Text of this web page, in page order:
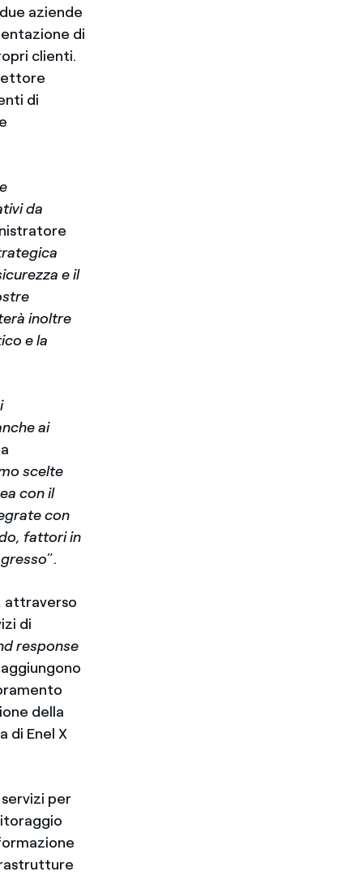
aziende
di
clienti.
di
da
e il
inoltre
e la
ai
scelte
con il
con
fattori in
”.
attraverso
di
response
della
di Enel X
per